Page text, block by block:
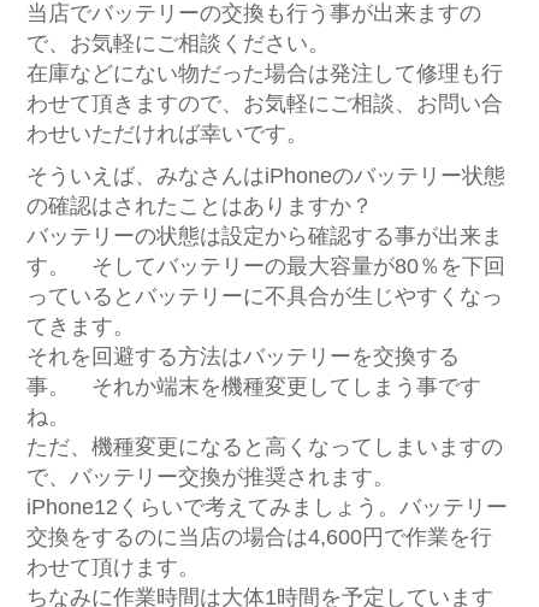
当店でバッテリーの交換も行う事が出来ますの
で、お気軽にご相談ください。
在庫などにない物だった場合は発注して修理も行
わせて頂きますので、お気軽にご相談、お問い合
わせいただければ幸いです。
そういえば、みなさんはiPhoneのバッテリー状態
の確認はされたことはありますか？
バッテリーの状態は設定から確認する事が出来ま
す。 そしてバッテリーの最大容量が80％を下回
っているとバッテリーに不具合が生じやすくなっ
てきます。
それを回避する方法はバッテリーを交換する
事。 それか端末を機種変更してしまう事です
ね。
ただ、機種変更になると高くなってしまいますの
で、バッテリー交換が推奨されます。
iPhone12くらいで考えてみましょう。バッテリー
交換をするのに当店の場合は4,600円で作業を行
わせて頂けます。
ちなみに作業時間は大体1時間を予定しています